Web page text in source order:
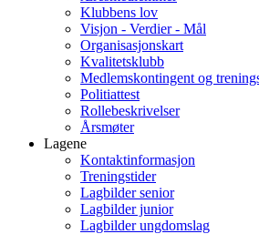
Klubbens lov
Visjon - Verdier - Mål
Organisasjonskart
Kvalitetsklubb
Medlemskontingent og
Politiattest
Rollebeskrivelser
Årsmøter
Lagene
Kontaktinformasjon
Treningstider
Lagbilder senior
Lagbilder junior
Lagbilder ungdomslag